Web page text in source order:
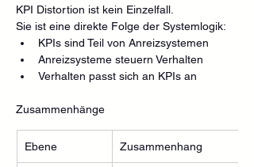
KPI Distortion ist kein Einzelfall.
Sie ist eine direkte Folge der Systemlogik:
KPIs sind Teil von Anreizsystemen
Anreizsysteme steuern Verhalten
Verhalten passt sich an KPIs an
Zusammenhänge
Ebene Zusammenhang